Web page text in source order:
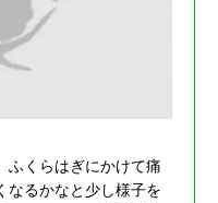
ふくらはぎにかけて痛
なるかなと少し様子を